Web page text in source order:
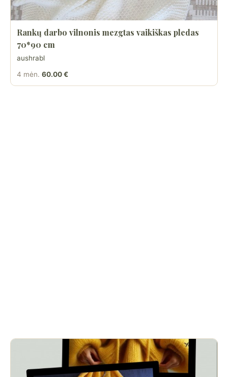
Rankų darbo vilnonis mezgtas vaikiškas pledas
70*90 cm
aushrabl
4 mėn. 60.00 €